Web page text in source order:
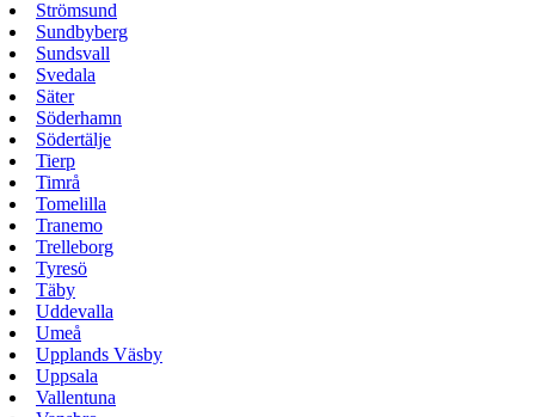
Strömsund
Sundbyberg
Sundsvall
Svedala
Säter
Söderhamn
Södertälje
Tierp
Timrå
Tomelilla
Tranemo
Trelleborg
Tyresö
Täby
Uddevalla
Umeå
Upplands Väsby
Uppsala
Vallentuna